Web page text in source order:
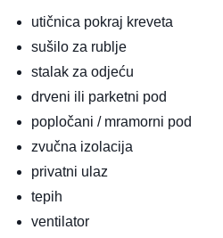
utičnica pokraj kreveta
sušilo za rublje
stalak za odjeću
drveni ili parketni pod
popločani / mramorni pod
zvučna izolacija
privatni ulaz
tepih
ventilator